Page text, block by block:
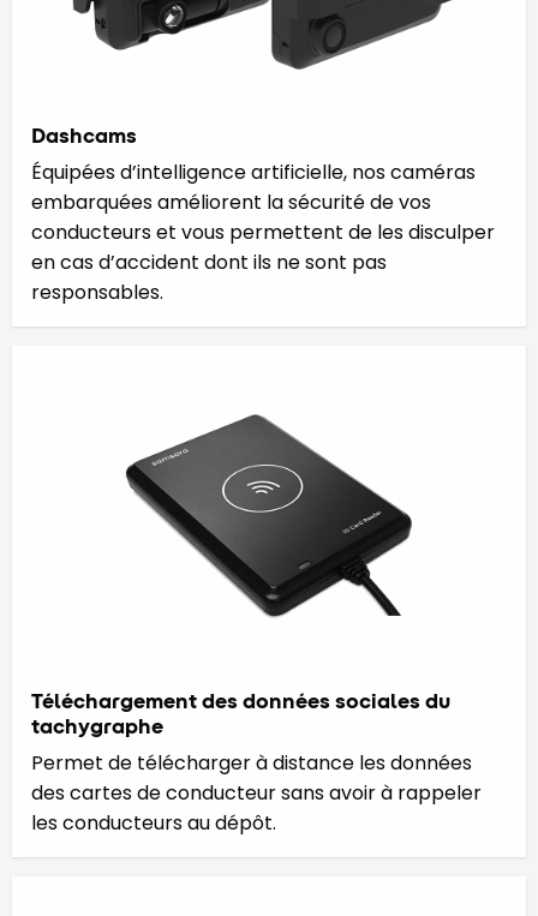
Dashcams
Équipées d’intelligence artificielle, nos caméras
embarquées améliorent la sécurité de vos
conducteurs et vous permettent de les disculper
en cas d’accident dont ils ne sont pas
responsables.
Téléchargement des données sociales du
tachygraphe
Permet de télécharger à distance les données
des cartes de conducteur sans avoir à rappeler
les conducteurs au dépôt.